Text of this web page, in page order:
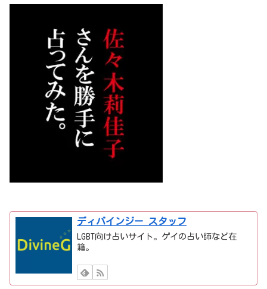
ディバインジー スタッフ
LGBT向け占いサイト。ゲイの占い師など在
籍。